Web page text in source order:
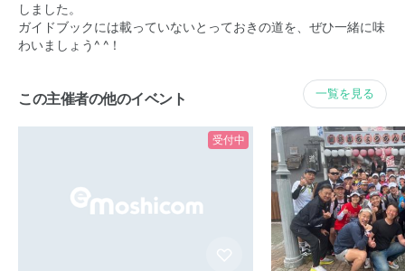
しました。
ガイドブックには載っていないとっておきの道を、ぜひ一緒に味
わいましょう^ ^！
この主催者の他のイベント 一覧を見る
受付中